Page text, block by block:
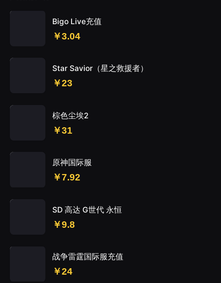
Bigo Live充值
￥3.04
Star Savior（星之救援者）
￥23
棕色尘埃2
￥31
原神国际服
￥7.92
SD 高达 G世代 永恒
￥9.8
战争雷霆国际服充值
￥24